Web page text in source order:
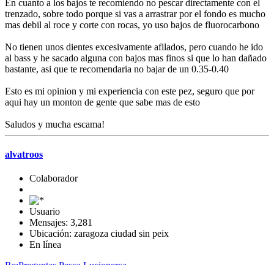
En cuanto a los bajos te recomiendo no pescar directamente con el
trenzado, sobre todo porque si vas a arrastrar por el fondo es mucho
mas debil al roce y corte con rocas, yo uso bajos de fluorocarbono
No tienen unos dientes excesivamente afilados, pero cuando he ido
al bass y he sacado alguna con bajos mas finos si que lo han dañado
bastante, asi que te recomendaria no bajar de un 0.35-0.40
Esto es mi opinion y mi experiencia con este pez, seguro que por
aqui hay un monton de gente que sabe mas de esto
Saludos y mucha escama!
alvatroos
Colaborador
Usuario
Mensajes: 3,281
Ubicación: zaragoza ciudad sin peix
En línea